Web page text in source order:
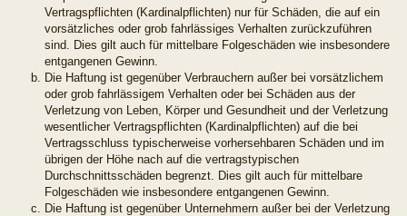
Vertragspflichten (Kardinalpflichten) nur für Schäden, die auf ein
vorsätzliches oder grob fahrlässiges Verhalten zurückzuführen
sind. Dies gilt auch für mittelbare Folgeschäden wie insbesondere
entgangenen Gewinn.
Die Haftung ist gegenüber Verbrauchern außer bei vorsätzlichem
oder grob fahrlässigem Verhalten oder bei Schäden aus der
Verletzung von Leben, Körper und Gesundheit und der Verletzung
wesentlicher Vertragspflichten (Kardinalpflichten) auf die bei
Vertragsschluss typischerweise vorhersehbaren Schäden und im
übrigen der Höhe nach auf die vertragstypischen
Durchschnittsschäden begrenzt. Dies gilt auch für mittelbare
Folgeschäden wie insbesondere entgangenen Gewinn.
Die Haftung ist gegenüber Unternehmern außer bei der Verletzung